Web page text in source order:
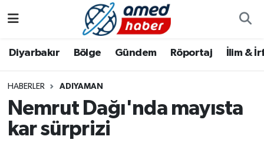
Diyarbakır Bölge Gündem Röportaj İlim &
HABERLER ADIYAMAN
Nemrut Dağı'nda mayısta
kar sürprizi
Bölge
Röportaj
Foto Galeri
Aile
Asayiş
Bilim & Teknoloji
Diyarbakır Hava Durumu
Diyarbakır Namaz Vakitleri
Diyarbakır Trafik Yoğunluk Haritası